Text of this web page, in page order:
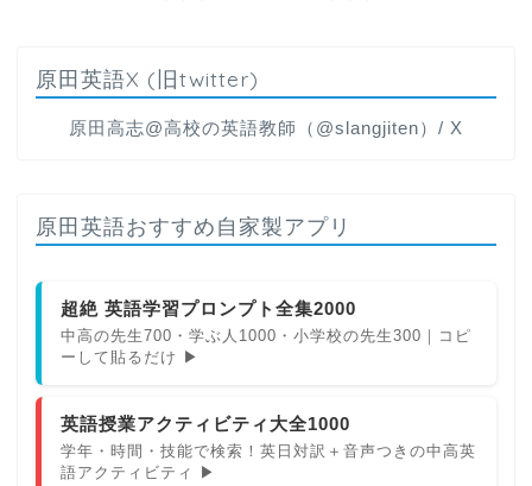
原田英語X (旧twitter)
原田高志@高校の英語教師（@slangjiten）/ X
原田英語おすすめ自家製アプリ
超絶 英語学習プロンプト全集2000
中高の先生700・学ぶ人1000・小学校の先生300｜コピ
ーして貼るだけ ▶
英語授業アクティビティ大全1000
学年・時間・技能で検索！英日対訳＋音声つきの中高英
語アクティビティ ▶